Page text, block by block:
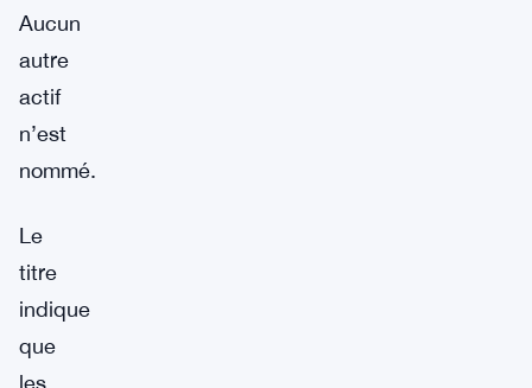
Aucun
autre
actif
n’est
nommé.
Le
titre
indique
que
les